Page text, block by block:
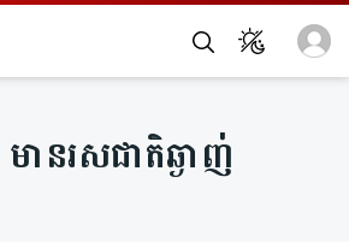
មានរសជាតិឆ្ងាញ់